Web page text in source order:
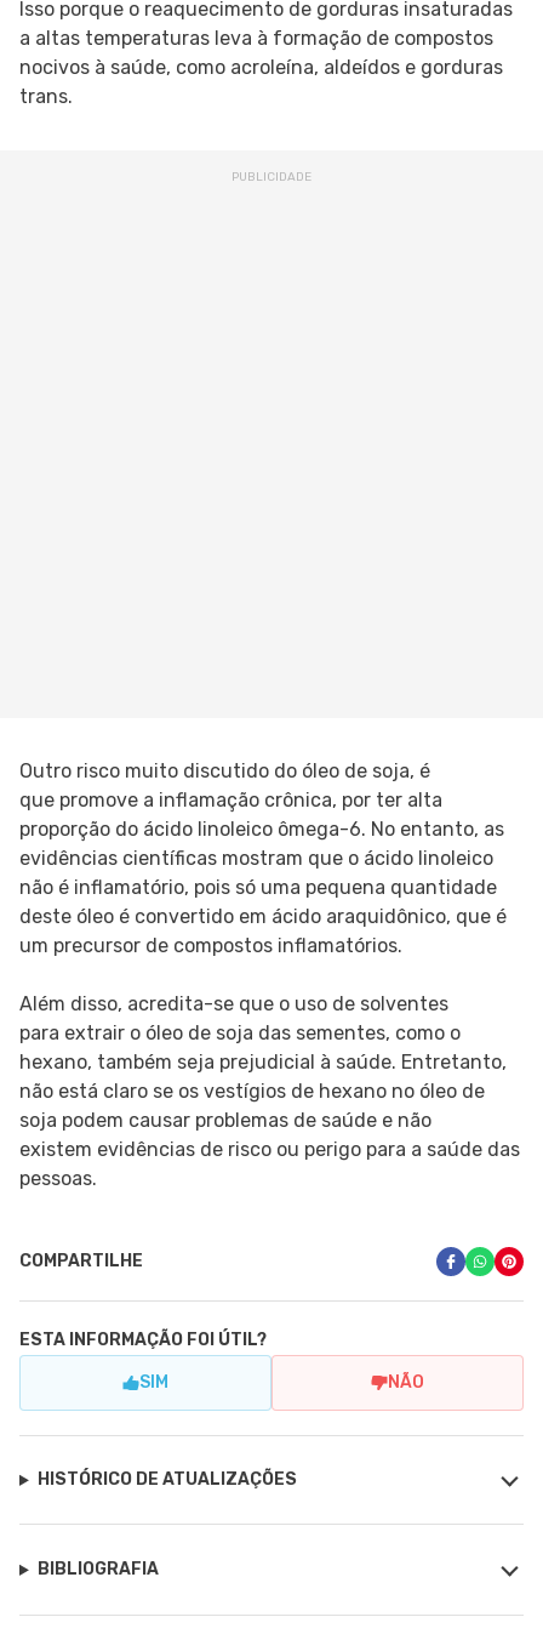
Isso porque o reaquecimento de gorduras insaturadas
a altas temperaturas leva à formação de compostos
nocivos à saúde, como acroleína, aldeídos e gorduras
trans.
Outro risco muito discutido do óleo de soja, é
que promove a inflamação crônica, por ter alta
proporção do ácido linoleico ômega-6. No entanto, as
evidências científicas mostram que o ácido linoleico
não é inflamatório, pois só uma pequena quantidade
deste óleo é convertido em ácido araquidônico, que é
um precursor de compostos inflamatórios.
Além disso, acredita-se que o uso de solventes
para extrair o óleo de soja das sementes, como o
hexano, também seja prejudicial à saúde. Entretanto,
não está claro se os vestígios de hexano no óleo de
soja podem causar problemas de saúde e não
existem evidências de risco ou perigo para a saúde das
pessoas.
COMPARTILHE
ESTA INFORMAÇÃO FOI ÚTIL?
SIM NÃO
HISTÓRICO DE ATUALIZAÇÕES
BIBLIOGRAFIA